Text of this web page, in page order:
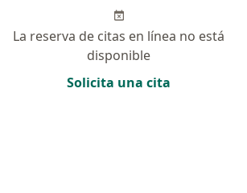
La reserva de citas en línea no está
disponible
Solicita una cita